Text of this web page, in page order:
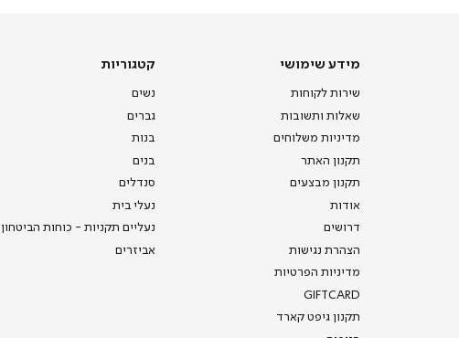
מידע
מידע שימושי
שירות לקוחות
שאלות ותשובות
מדיניות משלוחים
תקנון האתר
תקנון מבצעים
אודות
דרושים
הצהרת נגישות
מדיניות הפרטיות
GIFTCARD
תקנון גיפט קארד
קטגוריות
קטגוריות
נשים
גברים
בנות
בנים
סנדלים
נעלי בית
נעליים תקניות - כוחות הביטחון
אביזרים